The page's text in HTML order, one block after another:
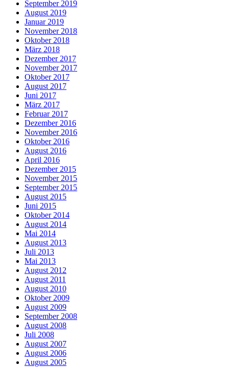
September 2019
August 2019
Januar 2019
November 2018
Oktober 2018
März 2018
Dezember 2017
November 2017
Oktober 2017
August 2017
Juni 2017
März 2017
Februar 2017
Dezember 2016
November 2016
Oktober 2016
August 2016
April 2016
Dezember 2015
November 2015
September 2015
August 2015
Juni 2015
Oktober 2014
August 2014
Mai 2014
August 2013
Juli 2013
Mai 2013
August 2012
August 2011
August 2010
Oktober 2009
August 2009
September 2008
August 2008
Juli 2008
August 2007
August 2006
August 2005